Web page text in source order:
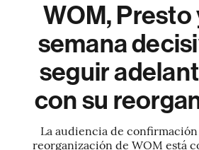
WOM, Presto
semana
seguir
con su
La audiencia de
reorganización de WOM está